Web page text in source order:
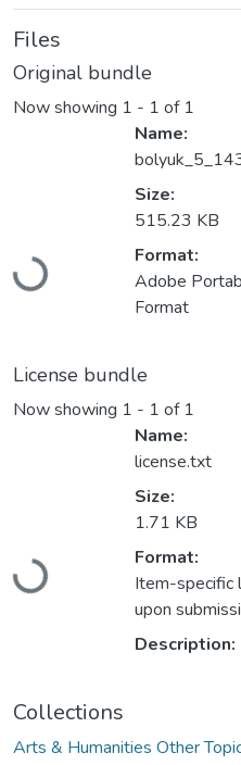
Files
Original bundle
Now showing 1 - 1 of 1
Loading...
Name:
Size:
515.23 KB
Format:
Adobe
Format
License bundle
Now showing 1 - 1 of 1
Loading...
Name:
license.txt
Size:
1.71 KB
Format:
Item-specific
upon
Description:
Collections
Arts & Humanities Other